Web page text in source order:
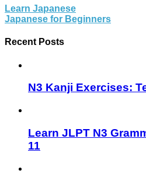
Learn Japanese
Japanese for Beginners
Recent Posts
N3 Kanji Exercises:
Learn JLPT N3
11